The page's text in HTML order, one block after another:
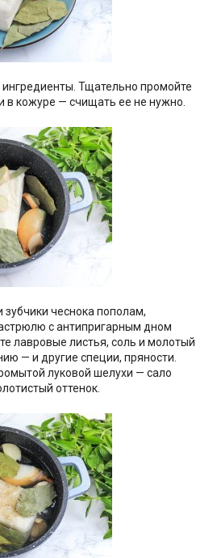
Тщательно промойте
в кожуре — счищать ее не нужно.
зубчики чеснока пополам,
с антипригарным дном
лавровые листья, соль и молотый
— и другие специи, пряности.
луковой шелухи — сало
оттенок.